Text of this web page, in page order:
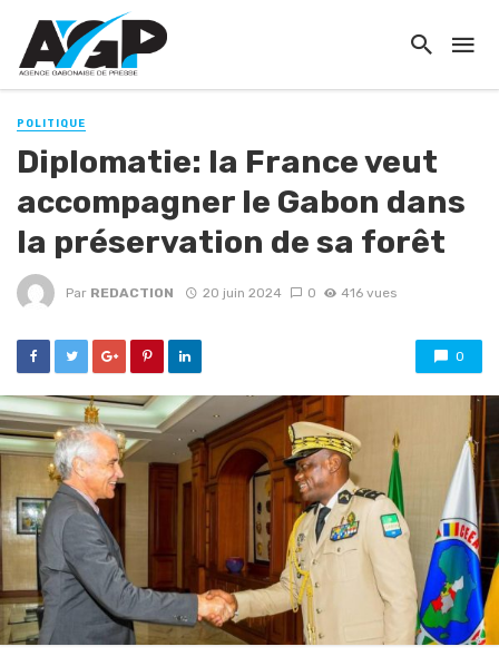
POLITIQUE
Diplomatie: la France veut
accompagner le Gabon dans
la préservation de sa forêt
Par REDACTION 20 juin 2024 0 416 vues
0